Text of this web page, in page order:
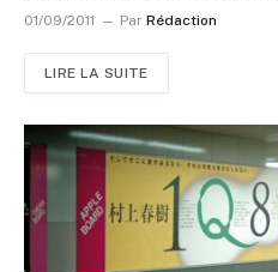
01/09/2011 Par Rédaction
LIRE LA SUITE